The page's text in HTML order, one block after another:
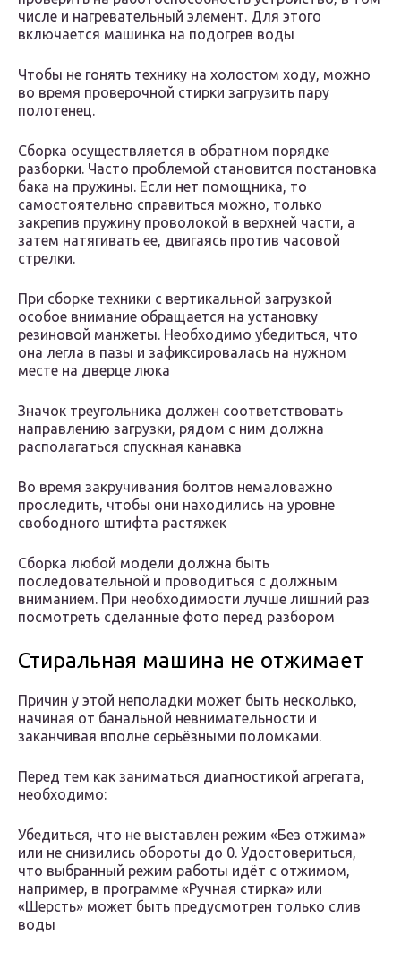
числе и нагревательный элемент. Для этого
включается машинка на подогрев воды
Чтобы не гонять технику на холостом ходу, можно
во время проверочной стирки загрузить пару
полотенец.
Сборка осуществляется в обратном порядке
разборки. Часто проблемой становится постановка
бака на пружины. Если нет помощника, то
самостоятельно справиться можно, только
закрепив пружину проволокой в верхней части, а
затем натягивать ее, двигаясь против часовой
стрелки.
При сборке техники с вертикальной загрузкой
особое внимание обращается на установку
резиновой манжеты. Необходимо убедиться, что
она легла в пазы и зафиксировалась на нужном
месте на дверце люка
Значок треугольника должен соответствовать
направлению загрузки, рядом с ним должна
располагаться спускная канавка
Во время закручивания болтов немаловажно
проследить, чтобы они находились на уровне
свободного штифта растяжек
Сборка любой модели должна быть
последовательной и проводиться с должным
вниманием. При необходимости лучше лишний раз
посмотреть сделанные фото перед разбором
Стиральная машина не отжимает
Причин у этой неполадки может быть несколько,
начиная от банальной невнимательности и
заканчивая вполне серьёзными поломками.
Перед тем как заниматься диагностикой агрегата,
необходимо:
Убедиться, что не выставлен режим «Без отжима»
или не снизились обороты до 0. Удостовериться,
что выбранный режим работы идёт с отжимом,
например, в программе «Ручная стирка» или
«Шерсть» может быть предусмотрен только слив
воды